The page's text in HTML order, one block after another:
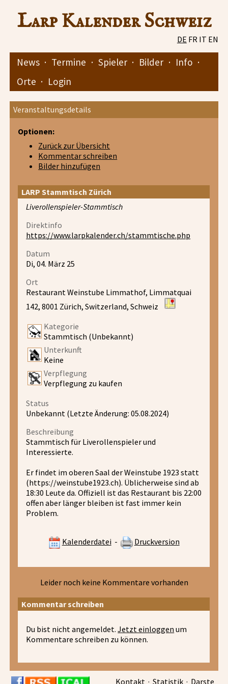
Larp Kalender Schweiz
DE FR IT EN
News · Termine · Spieler · Bilder · Info ·
Orte · Login
Veranstaltungsdetails
Optionen:
Zurück zur Übersicht
Kommentar schreiben
Bilder hinzufügen
LARP Stammtisch Zürich
Liverollenspieler-Stammtisch
Direktinfo
https://www.larpkalender.ch/stammtische.php
Datum
Di, 04. März 25
Ort
Restaurant Weinstube Limmathof, Limmatquai
142, 8001 Zürich, Switzerland, Schweiz
Kategorie
Stammtisch (Unbekannt)
Unterkunft
Keine
Verpflegung
Verpflegung zu kaufen
Status
Unbekannt (Letzte Änderung: 05.08.2024)
Beschreibung
Stammtisch für Liverollenspieler und
Interessierte.
Er findet im oberen Saal der Weinstube 1923 statt
(https://weinstube1923.ch). Üblicherweise sind ab
18:30 Leute da. Offiziell ist das Restaurant bis 22:00
offen aber länger bleiben ist fast immer kein
Problem.
Kalenderdatei- Druckversion
Leider noch keine Kommentare vorhanden
Kommentar schreiben
Du bist nicht angemeldet.Jetzt einloggen um
Kommentare schreiben zu können.
Kontakt ·Statistik · Darste